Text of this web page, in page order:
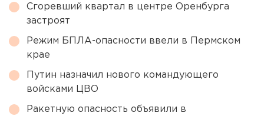
Сгоревший квартал в центре Оренбурга
застроят
Режим БПЛА-опасности ввели в Пермском
крае
Путин назначил нового командующего
войсками ЦВО
Ракетную опасность объявили в